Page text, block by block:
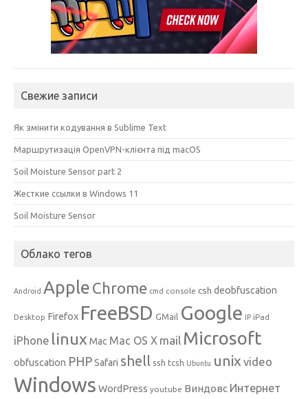
Свежие записи
Як змінити кодування в Sublime Text
Маршрутизація OpenVPN-клієнта під macOS
Soil Moisture Sensor part 2
Жесткие ссылки в Windows 11
Soil Moisture Sensor
Облако тегов
Android Apple Chrome cmd console csh deobfuscation
Desktop Firefox FreeBSD GMail Google IP iPad
iPhone linux Mac Mac OS X mail Microsoft
obfuscation PHPSafari shell ssh tcsh Ubuntu unix video
Windows WordPress youtube Виндовс Интернет